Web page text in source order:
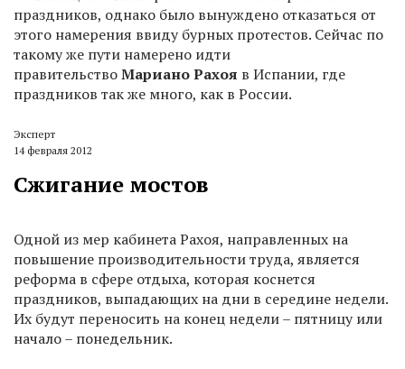
праздников, однако было вынуждено отказаться от
этого намерения ввиду бурных протестов. Сейчас по
такому же пути намерено идти
правительствоМариано Рахоя в Испании, где
праздников так же много, как в России.
Эксперт
14 февраля 2012
Сжигание мостов
Одной из мер кабинета Рахоя, направленных на
повышение производительности труда, является
реформа в сфере отдыха, которая коснется
праздников, выпадающих на дни в середине недели.
Их будут переносить на конец недели – пятницу или
начало – понедельник.